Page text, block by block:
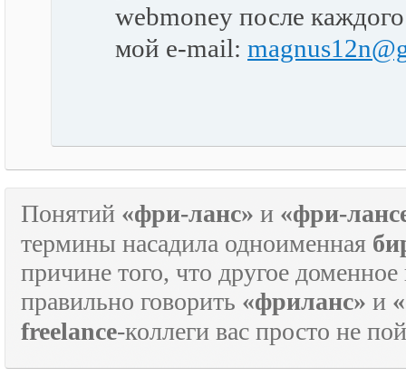
webmoney после
мой e-mail:
Понятий «фри-ланс» и «фри-
термины насадила одноименная
причине того, что другое
правильно говорить «фриланс» и
freelance-коллеги вас просто не